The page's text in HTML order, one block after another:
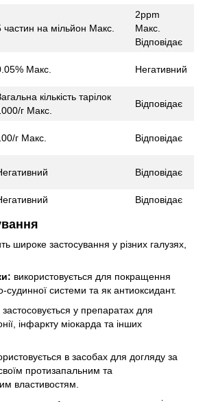
частин на мільйон Макс.
2ppm
Макс.
Відповідає
Макс. Негативний
кількість тарілок
г Макс.
Відповідає
г Макс. Відповідає
Відповідає
Відповідає
широке застосування у різних галузях,
використовується для покращення
судинної системи та як антиоксидант.
застосовується у препаратах для
інфаркту міокарда та інших
в засобах для догляду за
протизапальним та
властивостям.